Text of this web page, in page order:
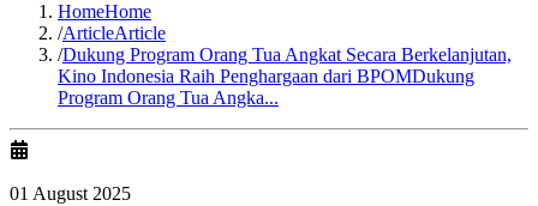
HomeHome
/ArticleArticle
/Dukung Program Orang Tua Angkat Secara Berkelanjutan,
Kino Indonesia Raih Penghargaan dari BPOMDukung
Program Orang Tua Angka...
01 August 2025